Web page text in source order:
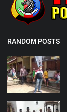
RANDOM POSTS